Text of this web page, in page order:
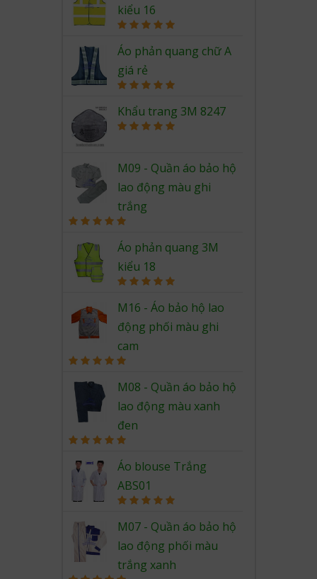
kiểu 16
out of 5
Áo phản quang chữ A
giá rẻ
out of 5
Khẩu trang 3M 8247
M09 - Quần áo bảo hộ
lao động màu ghi
trắng
out of 5
Áo phản quang 3M
kiểu 18
out of 5
M16 - Áo bảo hộ lao
động phối màu ghi
cam
out of 5
M08 - Quần áo bảo hộ
lao động màu xanh
đen
out of 5
Áo blouse Trắng
ABS01
out of 5
M07 - Quần áo bảo hộ
lao động phối màu
trắng xanh